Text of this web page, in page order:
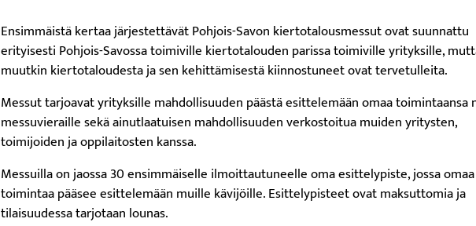
Ensimmäistä kertaa järjestettävät Pohjois-Savon kiertotalousmessut ovat suunnattu
erityisesti Pohjois-Savossa toimiville kiertotalouden parissa toimiville yrityksille,
muutkin kiertotaloudesta ja sen kehittämisestä kiinnostuneet ovat tervetulleita.
Messut tarjoavat yrityksille mahdollisuuden päästä esittelemään omaa toimintaansa
messuvieraille sekä ainutlaatuisen mahdollisuuden verkostoitua muiden yritysten,
toimijoiden ja oppilaitosten kanssa.
Messuilla on jaossa 30 ensimmäiselle ilmoittautuneelle oma esittelypiste, jossa omaa
toimintaa pääsee esittelemään muille kävijöille. Esittelypisteet ovat maksuttomia ja
tilaisuudessa tarjotaan lounas.